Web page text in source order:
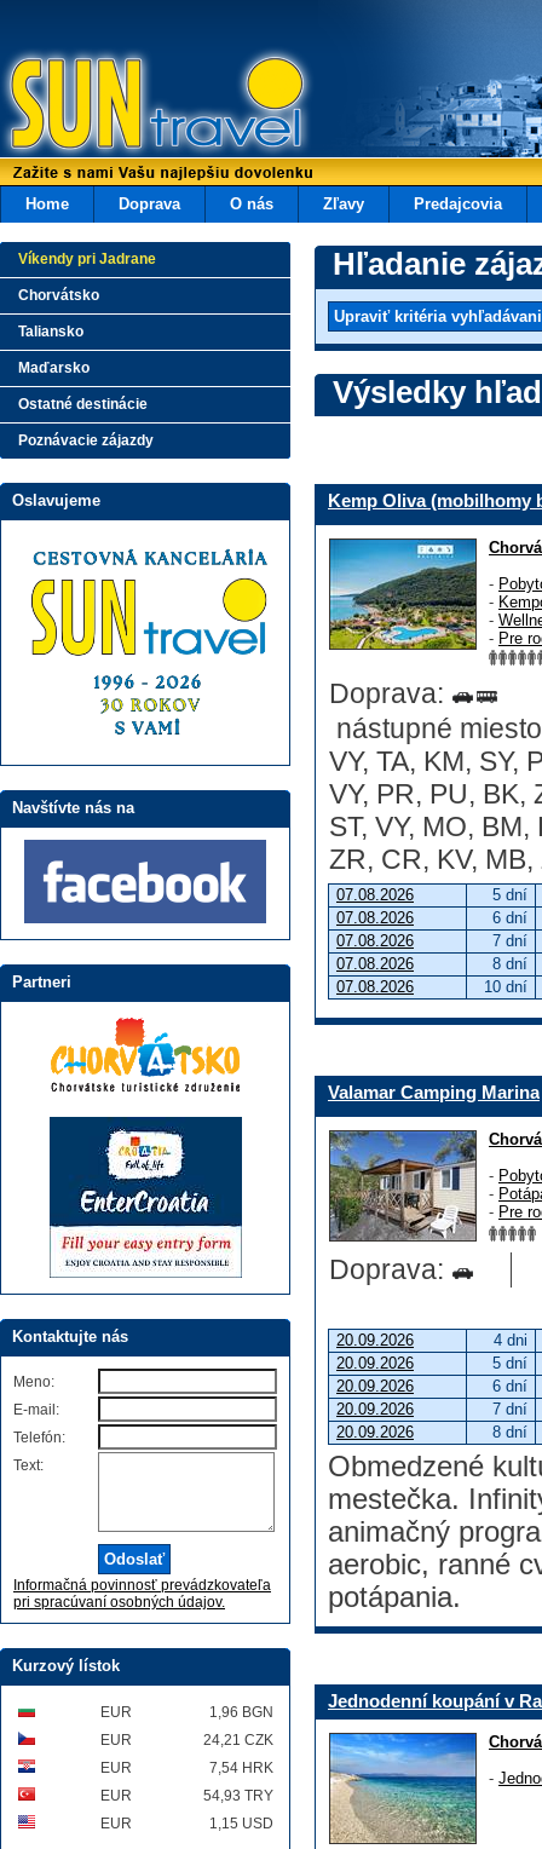
Home Doprava O nás Zľavy Predajcovia
Hľadanie
Výsledky
Kemp Oliva (mobilhomy
-
-
-
- Pre
Doprava:
nástupné
VY, TA, KM, SY,
VY, PR, PU, BK,
ST, VY, MO,
ZR, CR, KV,
07.08.2026
5 dní
07.08.2026
6 dní
07.08.2026
7 dní
07.08.2026
8 dní
07.08.2026
10 dní
Valamar Camping Marina
-
-
- Pre
Doprava:
20.09.2026
4 dni
20.09.2026
5 dní
20.09.2026
6 dní
20.09.2026
7 dní
20.09.2026
8 dní
Obmedzené
mestečka.
animačný
aerobic, ranné
potápania.
Jednodenní koupání v
-
Víkendy pri Jadrane
Chorvátsko
Taliansko
Maďarsko
Ostatné destinácie
Poznávacie zájazdy
Oslavujeme
Navštívte nás na
Partneri
Kontaktujte nás
Meno:
E-mail:
Telefón:
Text:
Informačná povinnosť prevádzkovateľa
pri spracúvaní osobných údajov.
Kurzový lístok
EUR
1,96 BGN
EUR
24,21 CZK
EUR
7,54 HRK
EUR
54,93 TRY
EUR
1,15 USD